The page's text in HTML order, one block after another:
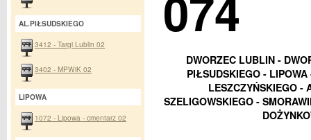
DWORZEC LUBLIN -
PIŁSUDSKIEGO -
LESZCZYŃSKIEGO -
SZELIGOWSKIEGO -
AL.PIŁSUDSKIEGO
3412 - Targi Lublin 02
3402 - MPWiK 02
LIPOWA
1072 - Lipowa - cmentarz 02